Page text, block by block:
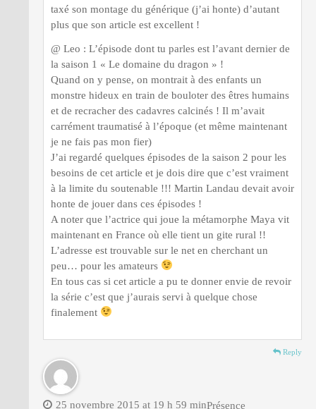
taxé son montage du générique (j’ai honte) d’autant
plus que son article est excellent !
@ Leo : L’épisode dont tu parles est l’avant dernier de
la saison 1 « Le domaine du dragon » !
Quand on y pense, on montrait à des enfants un
monstre hideux en train de bouloter des êtres humains
et de recracher des cadavres calcinés ! Il m’avait
carrément traumatisé à l’époque (et même maintenant
je ne fais pas mon fier)
J’ai regardé quelques épisodes de la saison 2 pour les
besoins de cet article et je dois dire que c’est vraiment
à la limite du soutenable !!! Martin Landau devait avoir
honte de jouer dans ces épisodes !
A noter que l’actrice qui joue la métamorphe Maya vit
maintenant en France où elle tient un gite rural !!
L’adresse est trouvable sur le net en cherchant un
peu… pour les amateurs
En tous cas si cet article a pu te donner envie de revoir
la série c’est que j’aurais servi à quelque chose
finalement
Reply
Présence
25 novembre 2015 at 19 h 59 min